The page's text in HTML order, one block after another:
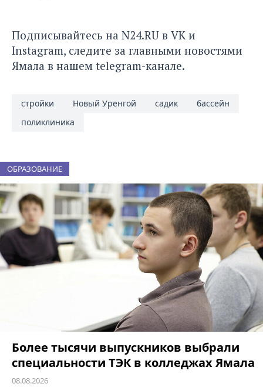
Подписывайтесь на N24.RU в VK и
Instagram, следите за главными новостями
Ямала в нашем telegram-канале.
стройки Новый Уренгой садик
бассейн
поликлиника
ОБРАЗОВАНИЕ
Более тысячи выпускников выбрали
специальности ТЭК в колледжах Ямала
08.08.2026